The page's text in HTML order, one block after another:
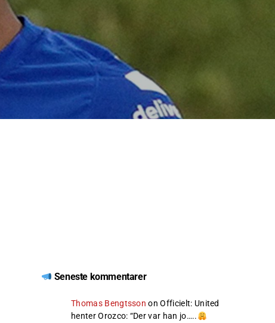
Seneste kommentarer
Thomas Bengtsson onOfficielt: United
henter Orozco: “Der var han jo…..